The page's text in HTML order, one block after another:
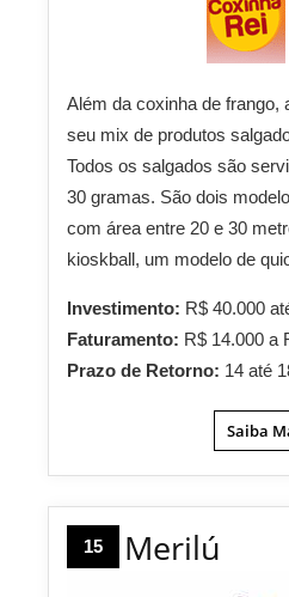
Além da coxinha de frango,
seu mix de produtos
Todos os salgados são
30 gramas. São dois
com área entre 20 e 30
kioskball, um modelo de
Investimento: R$ 40.000
Faturamento: R$ 14.000 a
Prazo de Retorno: 14 até
Saiba
15 Merilú